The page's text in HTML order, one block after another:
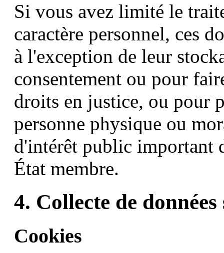
Si vous avez limité le
caractère personnel, ces
à l'exception de leur
consentement ou pour
droits en justice, ou pour
personne physique ou
d'intérêt public important
État membre.
4. Collecte de
Cookies